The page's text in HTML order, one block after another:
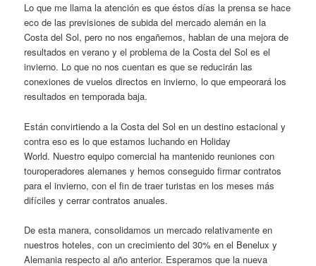
Lo que me llama la atención es que éstos días la prensa se hace
eco de las previsiones de subida del mercado alemán en la
Costa del Sol, pero no nos engañemos, hablan de una mejora de
resultados en verano y el problema de la Costa del Sol es el
invierno. Lo que no nos cuentan es que se reducirán las
conexiones de vuelos directos en invierno, lo que empeorará los
resultados en temporada baja.
Están convirtiendo a la Costa del Sol en un destino estacional y
contra eso es lo que estamos luchando en Holiday
World. Nuestro equipo comercial ha mantenido reuniones con
touroperadores alemanes y hemos conseguido firmar contratos
para el invierno, con el fin de traer turistas en los meses más
difíciles y cerrar contratos anuales.
De esta manera, consolidamos un mercado relativamente en
nuestros hoteles, con un crecimiento del 30% en el Benelux y
Alemania respecto al año anterior. Esperamos que la nueva